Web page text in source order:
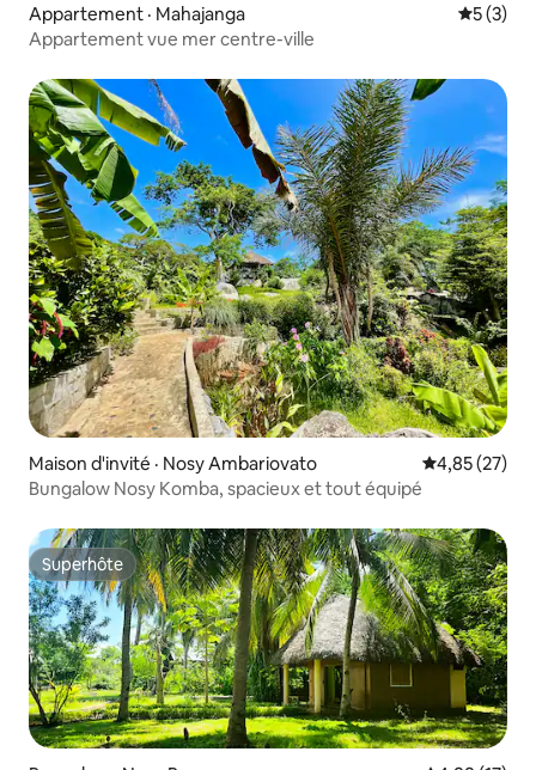
Appartement · Mahajanga Note
5 (3)
Appartement vue mer centre-ville
Maison d'invité · Nosy Ambariovato Note
4,85 (27)
Bungalow Nosy Komba, spacieux et tout équipé
Superhôte
Superhôte